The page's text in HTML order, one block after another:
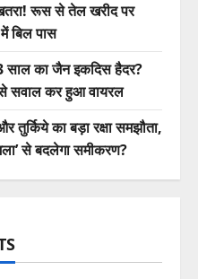
रूस से तेल खरीद पर
बिल पास
का जैन इकदिस हैदर?
से सवाल कर हुआ वायरल
तुर्किये का बड़ा रक्षा समझौता,
से बदलेगा समीकरण?